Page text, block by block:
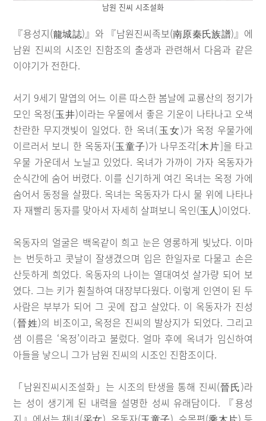
남원 진씨 시조설화
『용성지(龍城誌)』와 『남원진씨족보(南原秦氏族譜)』에
남원 진씨의 시조인 진함조의 출생과 관련해서 다음과 같은
이야기가 전한다.
서기 9세기 말엽의 어느 이른 따스한 봄날에 교룡산의 정기가
모인 옥정(玉井)이라는 우물에서 좋은 기운이 나타나고 오색
찬란한 무지갯빛이 일었다. 한 옥녀(玉女)가 옥정 우물가에
이르러서 보니 한 옥동자(玉童子)가 나무조각[木片]을 타고
우물 가운데서 노닐고 있었다. 옥녀가 가까이 가자 옥동자가
순식간에 숨어 버렸다. 이를 신기하게 여긴 옥녀는 옥정 가에
숨어서 동정을 살폈다. 옥녀는 옥동자가 다시 물 위에 나타나
자 재빨리 동자를 맞아서 자세히 살펴보니 옥인(玉人)이었다.
옥동자의 얼굴은 백옥같이 희고 눈은 영롱하게 빛났다. 이마
는 번듯하고 콧날이 잘생겼으며 입은 한일자로 다물고 손은
산듯하게 희었다. 옥동자의 나이는 열대여섯 살가량 되어 보
였다. 그는 키가 훤칠하여 대장부다웠다. 이렇게 인연이 된 두
사람은 부부가 되어 그 곳에 잡고 살았다. 이 옥동자가 진성
(晉姓)의 비조이고, 옥정은 진씨의 발상지가 되었다. 그리고
샘 이름은 ‘옥정’이라고 불렀다. 얼마 후에 옥녀가 임신하여
아들을 낳으니 그가 남원 진씨의 시조인 진함조이다.
「남원진씨시조설화」는 시조의 탄생을 통해 진씨(晉氏)라
는 성이 생기게 된 내력을 설명한 성씨 유래담이다. 『용성